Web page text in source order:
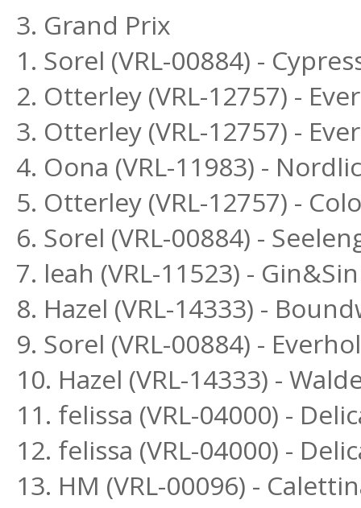
3. Grand Prix
1. Sorel (VRL-00884) -
2. Otterley (VRL-12757) -
3. Otterley (VRL-12757) -
4. Oona (VRL-11983) -
5. Otterley (VRL-12757) -
6. Sorel (VRL-00884) -
7. leah (VRL-11523) -
8. Hazel (VRL-14333) -
9. Sorel (VRL-00884) -
10. Hazel (VRL-14333) -
11. felissa (VRL-04000) -
12. felissa (VRL-04000) -
13. HM (VRL-00096) -